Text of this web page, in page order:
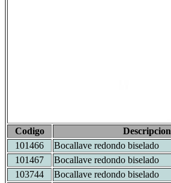
Codigo
Descripcion
101466
Bocallave redondo biselado
101467
Bocallave redondo biselado
103744
Bocallave redondo biselado